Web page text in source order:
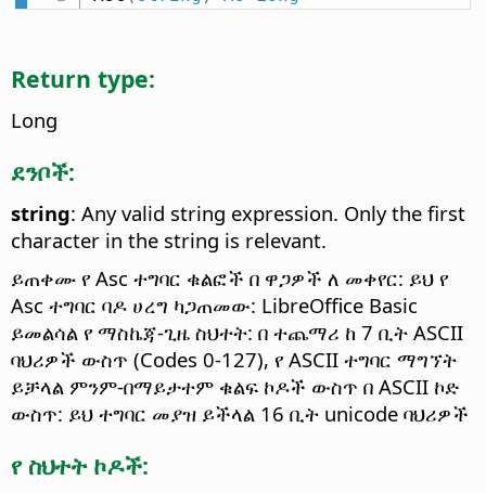
Return type:
Long
ደንቦች:
string: Any valid string expression. Only the first
character in the string is relevant.
ይጠቀሙ የ Asc ተግባር ቁልፎች በ ዋጋዎች ለ መቀየር: ይህ የ
Asc ተግባር ባዶ ሀረግ ካጋጠመው: LibreOffice Basic
ይመልሳል የ ማስኬጃ-ጊዜ ስህተት: በ ተጨማሪ ከ 7 ቢት ASCII
ባህሪዎች ውስጥ (Codes 0-127), የ ASCII ተግባር ማግኘት
ይቻላል ምንም-በማይታተም ቁልፍ ኮዶች ውስጥ በ ASCII ኮድ
ውስጥ: ይህ ተግባር መያዝ ይችላል 16 ቢት unicode ባህሪዎች
የ ስህተት ኮዶች: